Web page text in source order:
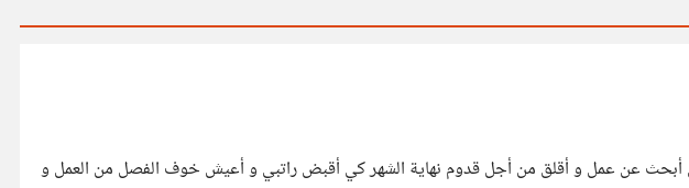
عن عمل و أقلق من أجل قدوم نهاية الشهر كي أقبض راتبي و أعيش خوف الفصل من العمل و